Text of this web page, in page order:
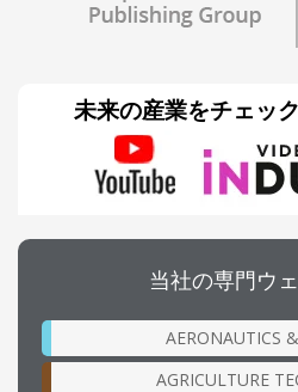
未来の産業をチェッ
当社の専門ウ
AERONAUTICS
AGRICULTURE